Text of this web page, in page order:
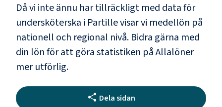
Då vi inte ännu har tillräckligt med data för
undersköterska i Partillevisar vi medellön på
nationell och regional nivå. Bidra gärna med
din lön för att göra statistiken på Allalöner
mer utförlig.
Dela sidan